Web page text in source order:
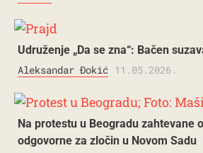
Udruženje „Da se zna“: Bačen
Aleksandar Đokić 11.05.2026.
Na protestu u Beogradu zahtevane
odgovorne za zločin u Novom Sadu